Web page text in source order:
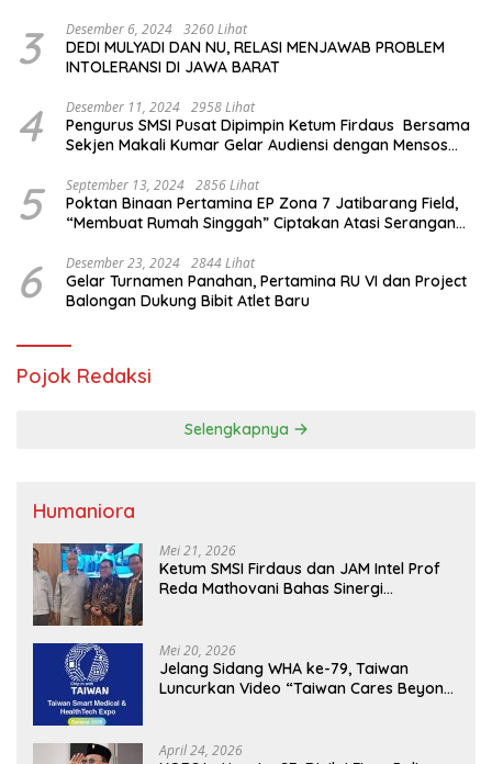
3 Desember 6, 2024 3260 Lihat
DEDI MULYADI DAN NU, RELASI MENJAWAB PROBLEM
INTOLERANSI DI JAWA BARAT
4 Desember 11, 2024 2958 Lihat
Pengurus SMSI Pusat Dipimpin Ketum Firdaus Bersama
Sekjen Makali Kumar Gelar Audiensi dengan Mensos
5 September 13, 2024 2856 Lihat
Poktan Binaan Pertamina EP Zona 7 Jatibarang Field,
“Membuat Rumah Singgah” Ciptakan Atasi Serangan
6 Desember 23, 2024 2844 Lihat
Gelar Turnamen Panahan, Pertamina RU VI dan Project
Balongan Dukung Bibit Atlet Baru
Pojok Redaksi
Selengkapnya
Humaniora
Mei 21, 2026
Ketum SMSI Firdaus dan JAM Intel Prof
Reda Mathovani Bahas Sinergi
MBG, Perkuat Pengawasan Program
Pemerintah
Mei 20, 2026
Jelang Sidang WHA ke-79, Taiwan
Luncurkan Video “Taiwan Cares Beyond
April 24, 2026